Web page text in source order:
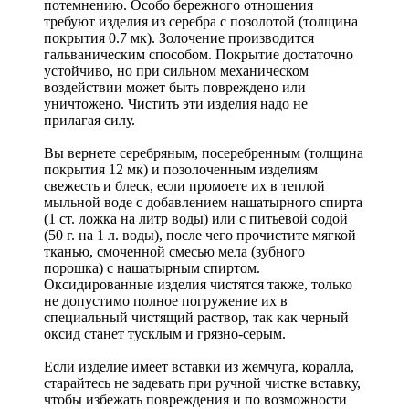
потемнению. Особо бережного отношения
требуют изделия из серебра с позолотой (толщина
покрытия 0.7 мк). Золочение производится
гальваническим способом. Покрытие достаточно
устойчиво, но при сильном механическом
воздействии может быть повреждено или
уничтожено. Чистить эти изделия надо не
прилагая силу.
Вы вернете серебряным, посеребренным (толщина
покрытия 12 мк) и позолоченным изделиям
свежесть и блеск, если промоете их в теплой
мыльной воде с добавлением нашатырного спирта
(1 ст. ложка на литр воды) или с питьевой содой
(50 г. на 1 л. воды), после чего прочистите мягкой
тканью, смоченной смесью мела (зубного
порошка) с нашатырным спиртом.
Оксидированные изделия чистятся также, только
не допустимо полное погружение их в
специальный чистящий раствор, так как черный
оксид станет тусклым и грязно-серым.
Если изделие имеет вставки из жемчуга, коралла,
старайтесь не задевать при ручной чистке вставку,
чтобы избежать повреждения и по возможности